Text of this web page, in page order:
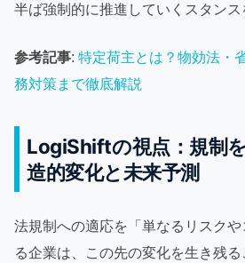
半ば強制的に推進していくスタンス
参考記事: 特定荷主とは？物効法・
務対策まで徹底解説
LogiShiftの視点：規制
造的変化と未来予測
法規制への適応を「単なるリスクや
る企業は、この先の変化を生き残